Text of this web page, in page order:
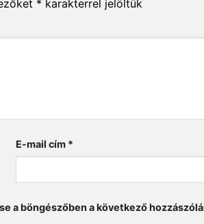
* karakterrel jelöltük
E-mail cím *
a böngészőben a következő